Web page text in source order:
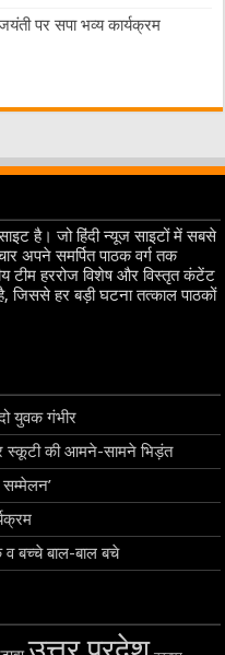
पर सपा भव्य कार्यक्रम
है। जो हिंदी न्यूज साइटों में सबसे
अपने समर्पित पाठक वर्ग तक
टीम हररोज विशेष और विस्तृत कंटेंट
जिससे हर बड़ी घटना तत्काल पाठकों
युवक गंभीर
स्कूटी की आमने-सामने भिड़ंत
सम्मेलन’
व बच्चे बाल-बाल बचे